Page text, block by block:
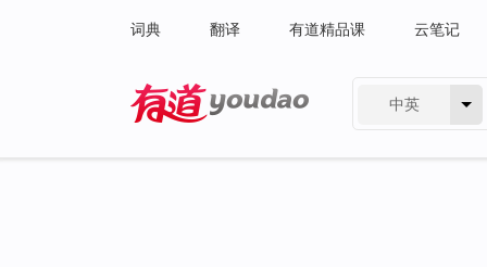
词典 翻译 有道精品课 云笔记
中英